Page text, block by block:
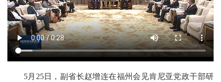
5月25日，副省长赵增连在福州会见肯尼亚党政干部研